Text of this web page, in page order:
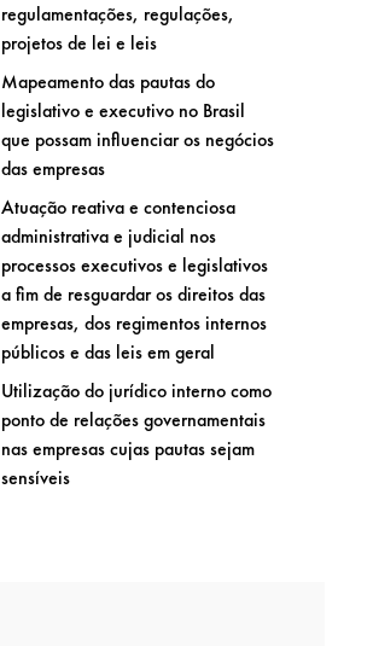
regulamentações, regulações,
projetos de lei e leis
Mapeamento das pautas do
legislativo e executivo no Brasil
que possam influenciar os negócios
das empresas
Atuação reativa e contenciosa
administrativa e judicial nos
processos executivos e legislativos
a fim de resguardar os direitos das
empresas, dos regimentos internos
públicos e das leis em geral
Utilização do jurídico interno como
ponto de relações governamentais
nas empresas cujas pautas sejam
sensíveis